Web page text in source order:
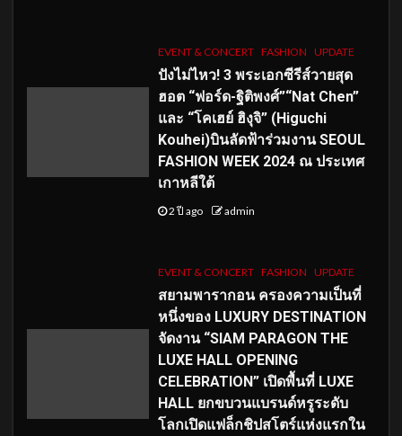
EVENT & CONCERT FASHION UPDATE
ปังไม่ไหว! 3 พระเอกซีรีส์วายสุด
ฮอต “ฟอร์ด-ฐิติพงศ์”“Nat Chen”
และ “โคเฮย์ ฮิงุจิ” (Higuchi
Kouhei)บินลัดฟ้าร่วมงาน SEOUL
FASHION WEEK 2024 ณ ประเทศ
เกาหลีใต้
2 ปี ago admin
EVENT & CONCERT FASHION UPDATE
สยามพารากอน ครองความเป็นที่
หนึ่งของ LUXURY DESTINATION
จัดงาน “SIAM PARAGON THE
LUXE HALL OPENING
CELEBRATION” เปิดพื้นที่ LUXE
HALL ยกขบวนแบรนด์หรูระดับ
โลกเปิดแฟล็กชิปสโตร์แห่งแรกใน